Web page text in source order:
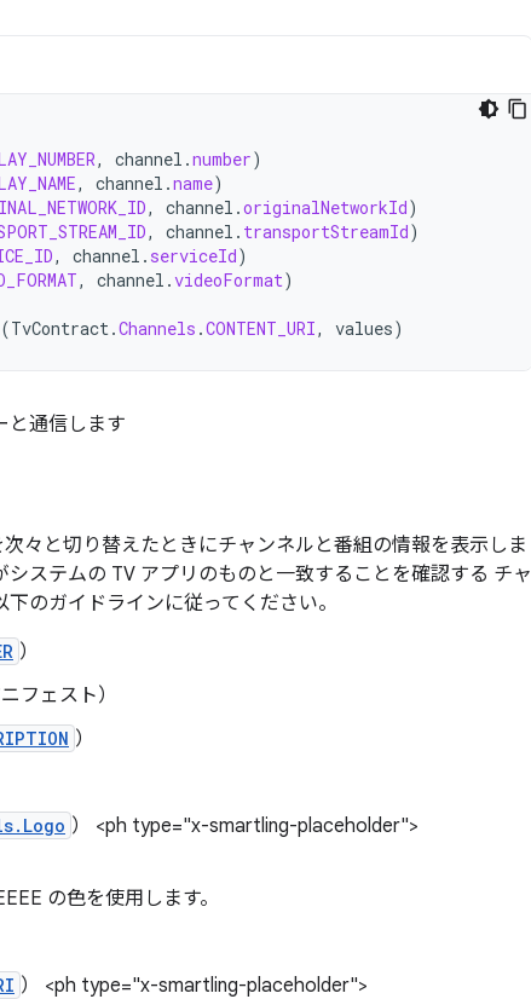
, channel .number)
, channel .name)
, channel .originalNetworkId)
, channel . transportStreamId)
, channel . serviceId)
, channel .videoFormat)
(TvContract.Channels .CONTENT_URI, values)
と通信します
々と切り替えたときにチャンネルと番組の情報を表示しま
ステムの TV アプリのものと一致することを確認する チャ
のガイドラインに従ってください。
）
フェスト）
）
） <ph type="x-smartling-placeholder">
の色を使用します。
） <ph type="x-smartling-placeholder">